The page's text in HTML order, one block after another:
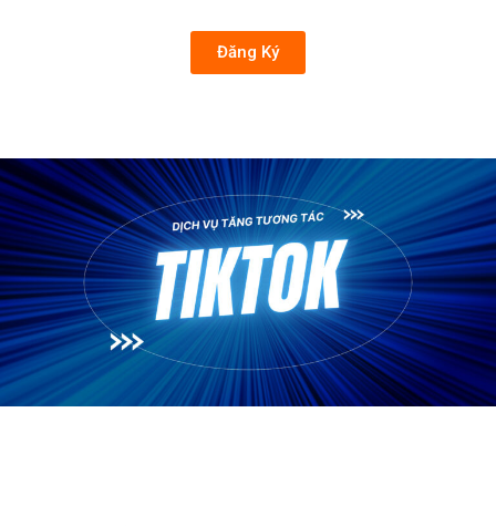
Đăng Ký